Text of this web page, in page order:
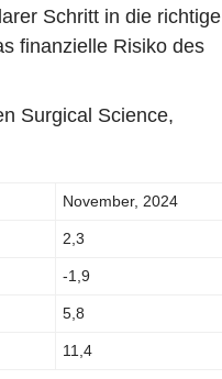
Schritt in die richtige
finanzielle Risiko des
Surgical Science,
November, 2024
2,3
-1,9
5,8
11,4